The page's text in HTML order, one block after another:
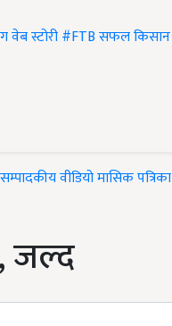
वेब स्टोरी#FTBसफल किसान
सम्पादकीयवीडियोमासिक पत्रिका
जल्द